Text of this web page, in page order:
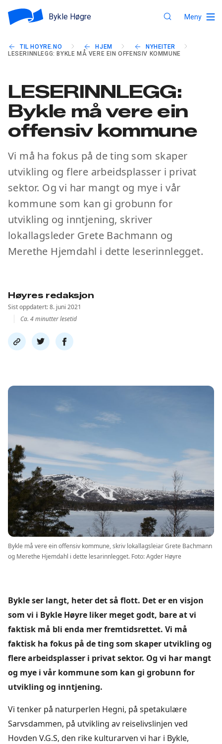
Bykle Høgre Meny
TIL HOYRE.NO HJEM
NYHEITER
LESERINNLEGG: BYKLE MÅ VERE EIN OFFENSIV KOMMUNE
LESERINNLEGG:
Bykle må vere ein
offensiv kommune
Vi må ha fokus på de ting som skaper
utvikling og flere arbeidsplasser i privat
sektor. Og vi har mangt og mye i vår
kommune som kan gi grobunn for
utvikling og inntjening, skriver
lokallagsleder Grete Bachmann og
Merethe Hjemdahl i dette leserinnlegget.
Høyres redaksjon
Sist oppdatert: 8. juni 2021
Ca. 4 minutter lesetid
Del
link
Del
på
Del
på
Bykle må vere ein offensiv kommune, skriv lokallagsleiar Grete Bachmann
og Merethe Hjemdahl i dette lesarinnlegget. Foto: Agder Høyre
Bykle ser langt, heter det så flott. Det er en visjon
som vi i Bykle Høyre liker meget godt, bare at vi
faktisk må bli enda mer fremtidsrettet. Vi må
faktisk ha fokus på de ting som skaper utvikling og
flere arbeidsplasser i privat sektor. Og vi har mangt
og mye i vår kommune som kan gi grobunn for
utvikling og inntjening.
Vi tenker på naturperlen Hegni, på spetakulære
Sarvsdammen, på utvikling av reiselivslinjen ved
Hovden V.G.S, den rike kulturarven vi har i Bykle,